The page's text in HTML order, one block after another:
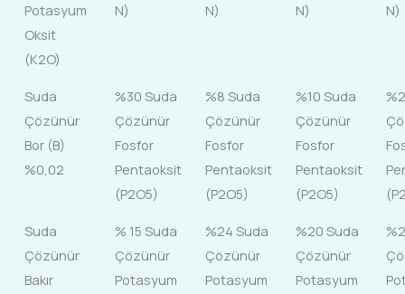
Potasyum
Oksit
(K2O)
N)
N)
N)
N)
Suda
Çözünür
Bor (B)
%0,02
%30 Suda
Çözünür
Fosfor
Pentaoksit
(P2O5)
%8 Suda
Çözünür
Fosfor
Pentaoksit
(P2O5)
%10 Suda
Çözünür
Fosfor
Pentaoksit
(P2O5)
Suda
Çözünür
Bakır
% 15 Suda
Çözünür
Potasyum
%24 Suda
Çözünür
Potasyum
%20 Suda
Çözünür
Potasyum